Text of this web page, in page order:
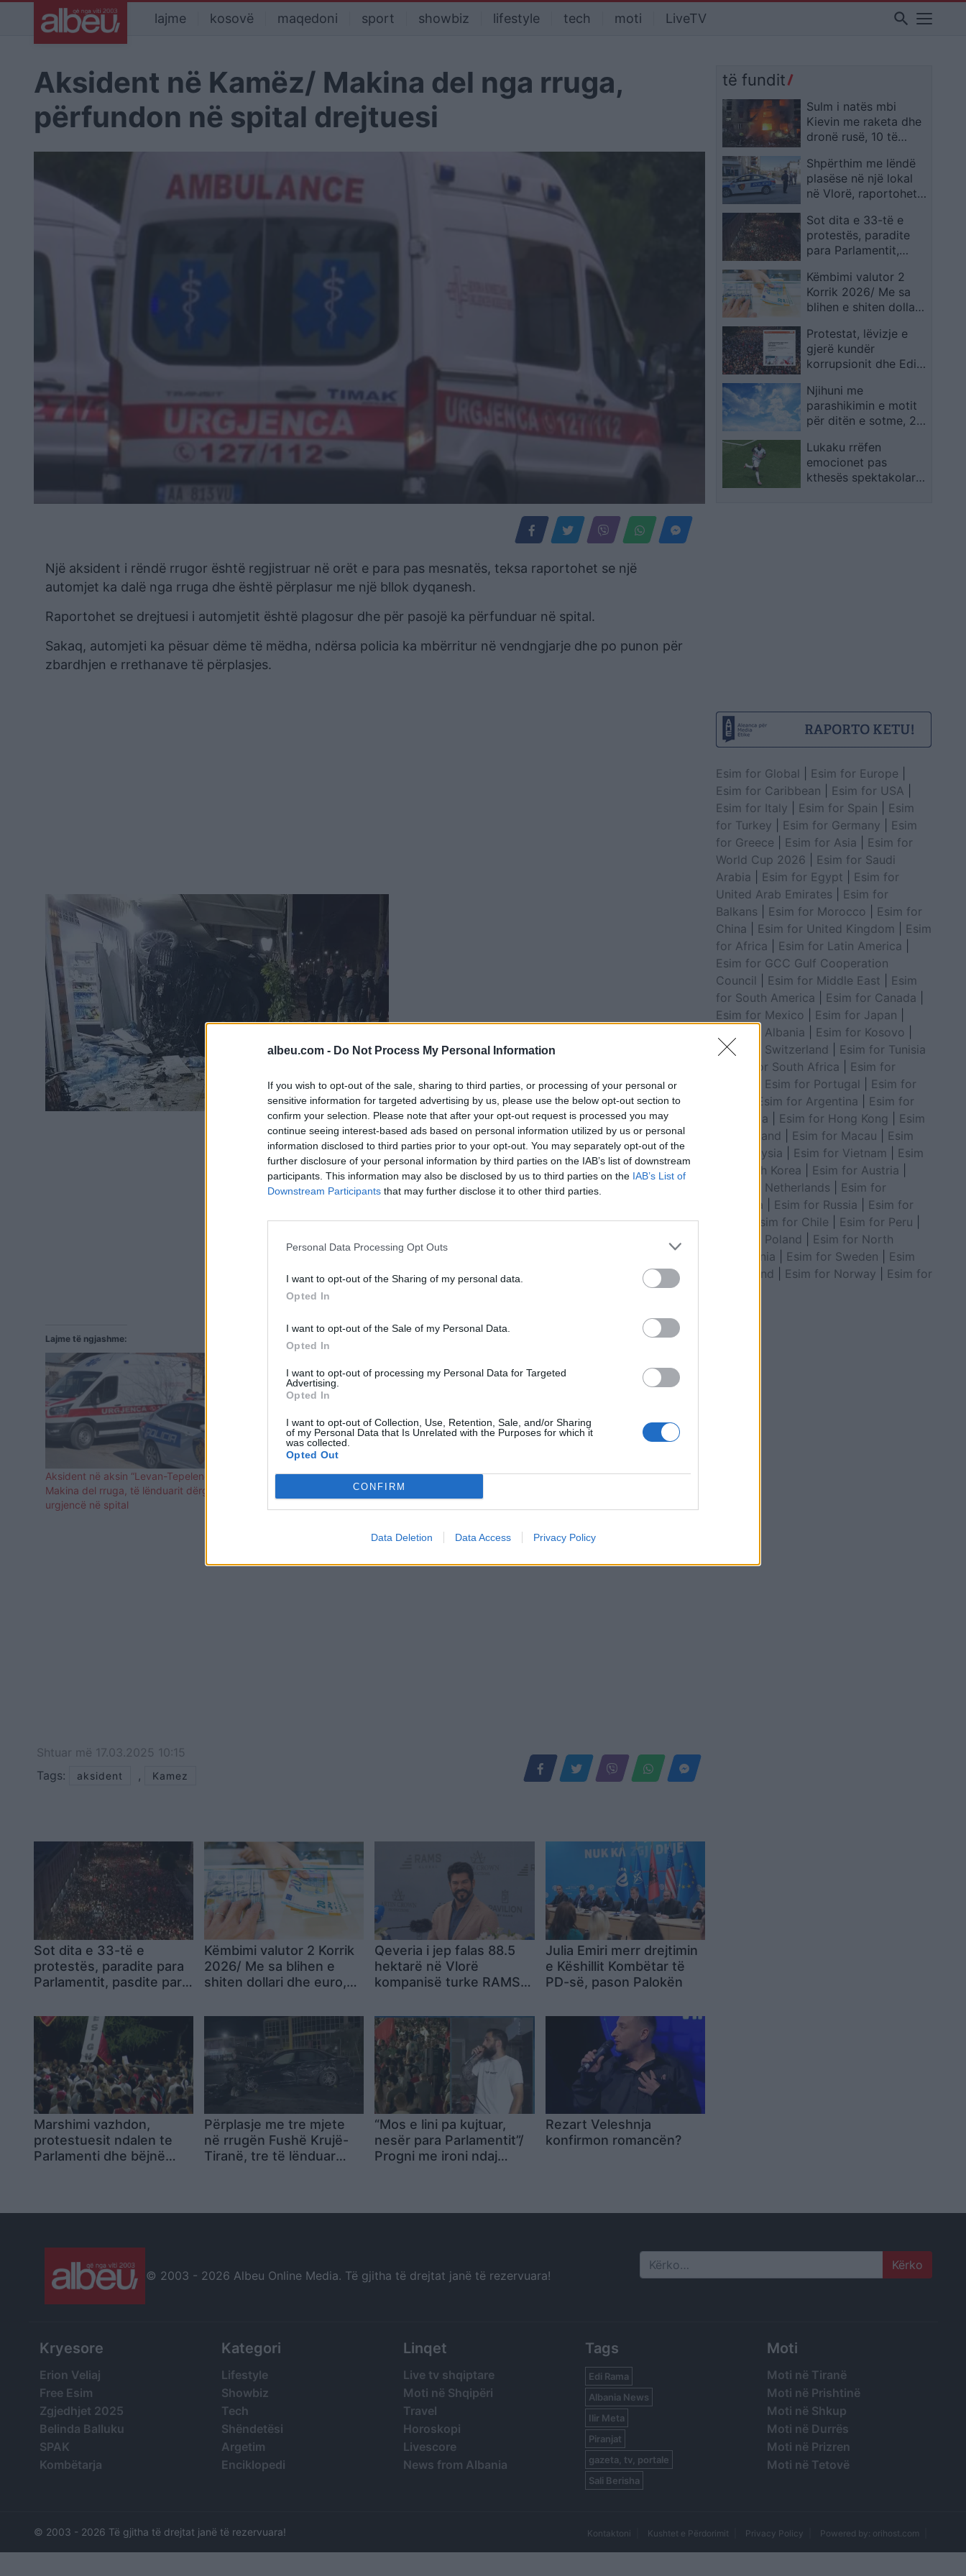
albeu.com - Do Not Process My Personal Information
If you wish to opt-out of the sale, sharing to third parties, or processing of your personal or
sensitive information for targeted advertising by us, please use the below opt-out section to
confirm your selection. Please note that after your opt-out request is processed you may
continue seeing interest-based ads based on personal information utilized by us or personal
information disclosed to third parties prior to your opt-out. You may separately opt-out of the
further disclosure of your personal information by third parties on the IAB’s list of downstream
participants. This information may also be disclosed by us to third parties on the IAB’s List of
Downstream Participants that may further disclose it to other third parties.
Personal Data Processing Opt Outs
I want to opt-out of the Sharing of my personal data.
Opted In
I want to opt-out of the Sale of my Personal Data.
Opted In
I want to opt-out of processing my Personal Data for Targeted
Advertising.
Opted In
I want to opt-out of Collection, Use, Retention, Sale, and/or Sharing
of my Personal Data that Is Unrelated with the Purposes for which it
was collected.
Opted Out
CONFIRM
Data Deletion Data Access Privacy Policy
lajme kosovë maqedoni sport showbiz lifestyle tech moti LiveTV search
Aksident në Kamëz/ Makina del nga rruga,
përfundon në spital drejtuesi
Një aksident i rëndë rrugor është regjistruar në orët e para pas mesnatës, teksa raportohet se një
automjet ka dalë nga rruga dhe është përplasur me një bllok dyqanesh.
Raportohet se drejtuesi i automjetit është plagosur dhe për pasojë ka përfunduar në spital.
Sakaq, automjeti ka pësuar dëme të mëdha, ndërsa policia ka mbërritur në vendngjarje dhe po punon për
zbardhjen e rrethanave të përplasjes.
Lajme të ngjashme:
Aksident në aksin “Levan-Tepelenë”/
Makina del rruga, të lënduarit dërgohen me
urgjencë në spital
Aksident i rëndë në aksin Fushë Krujë-
Tiranë, 1 e vdekur dhe 3 të plagosur
Aksident në Fier/ Makina humb kontrollin
Shtuar më 17.03.2025 10:15
Tags:
aksident , Kamez
Sot dita e 33-të e
protestës, paradite para
Parlamentit, pasdite para
Dorëheqje e
panegociueshme e
Këmbimi valutor 2 Korrik
2026/ Me sa blihen e
shiten dollari dhe euro,
monedhat e tjera
Qeveria i jep falas 88.5
hektarë në Vlorë
kompanisë turke RAMS
Julia Emiri merr drejtimin
e Këshillit Kombëtar të
PD-së, pason Palokën
Marshimi vazhdon,
protestuesit ndalen te
Parlamenti dhe bëjnë
Përplasje me tre mjete
në rrugën Fushë Krujë-
Tiranë, tre të lënduar
“Mos e lini pa kujtuar,
nesër para Parlamentit”/
Progni me ironi ndaj
Rezart Veleshnja
konfirmon romancën?
të fundit
Sulm i natës mbi
Kievin me raketa dhe
dronë rusë, 10 të
lënduar
Shpërthim me lëndë
plasëse në një lokal
në Vlorë, raportohet
materiale
Sot dita e 33-të e
protestës, paradite
para Parlamentit,
Kryeministrisë!
Dorëheqje e
panegociueshme e
Këmbimi valutor 2
Korrik 2026/ Me sa
blihen e shiten dollari
me monedhat e tjera
Protestat, lëvizje e
gjerë kundër
korrupsionit dhe Edi
gjermane “Der
Spiegel”: Zemërimi jo
kundër Trump apo
klasës politike
Njihuni me
parashikimin e motit
për ditën e sotme, 2
Lukaku rrëfen
emocionet pas
kthesës spektakolare,
Esim for Global Esim for Europe
Esim for Caribbean
Esim for USA
Esim for Italy
Esim for Spain
Esim
for Turkey
Esim for Germany
Esim
for Greece
Esim for Asia
Esim for
World Cup 2026
Esim for Saudi
Arabia
Esim for Egypt
Esim for
United Arab Emirates
Esim for
Balkans
Esim for Morocco
Esim for
China
Esim for United Kingdom
Esim
for Africa
Esim for Latin America
Esim for GCC Gulf Cooperation
Council
Esim for Middle East
Esim
for South America
Esim for Canada
Esim for Mexico
Esim for Japan
Esim for Albania
Esim for Kosovo
Esim for Switzerland
Esim for Tunisia
Esim for South Africa
Esim for
Esim for Portugal
Esim for
Esim for Argentina
Esim for
Colombia
Esim for Hong Kong
Esim
for Thailand
Esim for Macau
Esim
for Malaysia
Esim for Vietnam
Esim
for South Korea
Esim for Austria
Esim for Netherlands
Esim for
Australia
Esim for Russia
Esim for
Esim for Chile Esim for Peru
Esim for Poland
Esim for North
Macedonia
Esim for Sweden
Esim
for Finland
Esim for Norway
Esim for
© 2003 - 2026 Albeu Online Media. Të gjitha të drejtat janë të rezervuara! Search
Kryesore
Erion Veliaj
Free Esim
Zgjedhjet 2025
Belinda Balluku
SPAK
Kombëtarja
Kategori
Lifestyle
Showbiz
Tech
Shëndetësi
Argetim
Enciklopedi
Linqet
Live tv shqiptare
Moti në Shqipëri
Travel
Horoskopi
Livescore
News from Albania
Tags
Edi Rama
Albania News
Ilir Meta
Piranjat
gazeta, tv, portale
Sali Berisha
Moti
Moti në Tiranë
Moti në Prishtinë
Moti në Shkup
Moti në Durrës
Moti në Prizren
Moti në Tetovë
© 2003 - 2026 Të gjitha të drejtat janë të rezervuara! Kontaktoni Kushtet e Përdorimit Privacy Policy Powered by: orihost.com